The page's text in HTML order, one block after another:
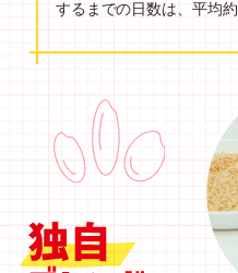
するまでの日数は、平均約